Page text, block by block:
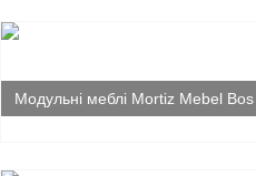
Модульні меблі Mortiz Mebel Bos